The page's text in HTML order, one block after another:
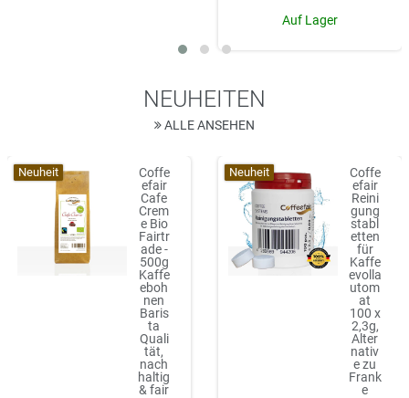
Auf Lager
NEUHEITEN
ALLE ANSEHEN
Neuheit
Coffe
efair
Cafe
Crem
e Bio
Fairtr
ade -
500g
Kaffe
eboh
nen
Baris
ta
Quali
tät,
nach
haltig
& fair
Neuheit
Coffe
efair
Reini
gung
stabl
etten
für
Kaffe
evolla
utom
at
100 x
2,3g,
Alter
nativ
e zu
Frank
e